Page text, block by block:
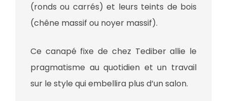
(ronds ou carrés) et leurs teints de bois
(chêne massif ou noyer massif).
Ce canapé fixe de chez Tediber allie le
pragmatisme au quotidien et un travail
sur le style qui embellira plus d’un salon.